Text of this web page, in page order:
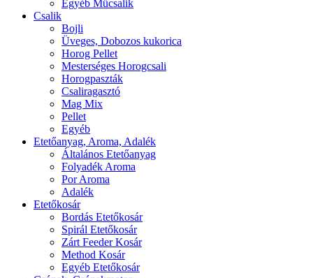
Egyéb Műcsalik
Csalik
Bojli
Üveges, Dobozos kukorica
Horog Pellet
Mesterséges Horogcsali
Horogpaszták
Csaliragasztó
Mag Mix
Pellet
Egyéb
Etetőanyag, Aroma, Adalék
Általános Etetőanyag
Folyadék Aroma
Por Aroma
Adalék
Etetőkosár
Bordás Etetőkosár
Spirál Etetőkosár
Zárt Feeder Kosár
Method Kosár
Egyéb Etetőkosár